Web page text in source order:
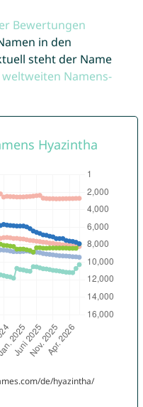
Bewertungen
in den
steht der Name
weltweiten Namens-